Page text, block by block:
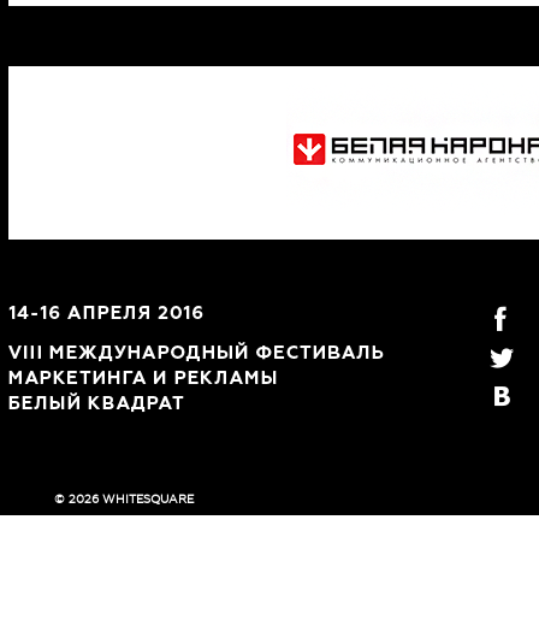
© 2026 WHITESQUARE